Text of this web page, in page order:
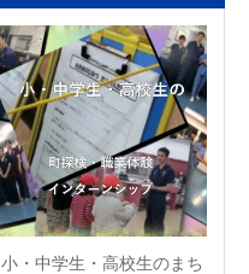
小・中学生・高校生のまち